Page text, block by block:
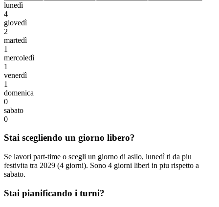
lunedì
4
giovedì
2
martedì
1
mercoledì
1
venerdì
1
domenica
0
sabato
0
Stai scegliendo un giorno libero?
Se lavori part-time o scegli un giorno di asilo, lunedì ti da piu
festivita tra 2029 (4 giorni). Sono 4 giorni liberi in piu rispetto a
sabato.
Stai pianificando i turni?